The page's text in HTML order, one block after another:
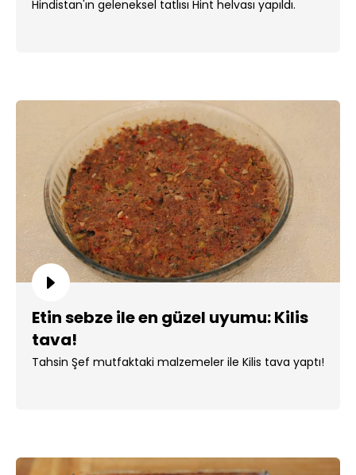
Hindistan'ın geleneksel tatlısı Hint helvası yapıldı.
Etin sebze ile en güzel uyumu: Kilis
tava!
Tahsin Şef mutfaktaki malzemeler ile Kilis tava yaptı!